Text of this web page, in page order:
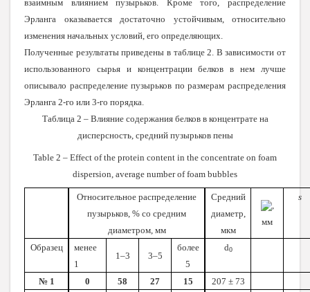
взаимным влиянием пузырьков. Кроме того, распределение
Эрланга оказывается достаточно устойчивым, относительно
изменения начальных условий, его определяющих.
Полученные результаты приведены в таблице 2. В зависимости от
использованного сырья и концентрации белков в нем лучше
описывало распределение пузырьков по размерам распределения
Эрланга 2-го или 3-го порядка.
Таблица 2 – Влияние содержания белков в концентрате на
дисперсность, средний пузырьков пены
Table 2 – Effect of the protein content in the concentrate on foam
dispersion, average number of foam bubbles
Относительное распределение
пузырьков, % со средним
диаметром, мм
Средний
диаметр,
мкм
,
мм
s
Образец
менее
1
1–3 3–5
более
5
d0
№ 1 0 58 27 15
207 ± 73